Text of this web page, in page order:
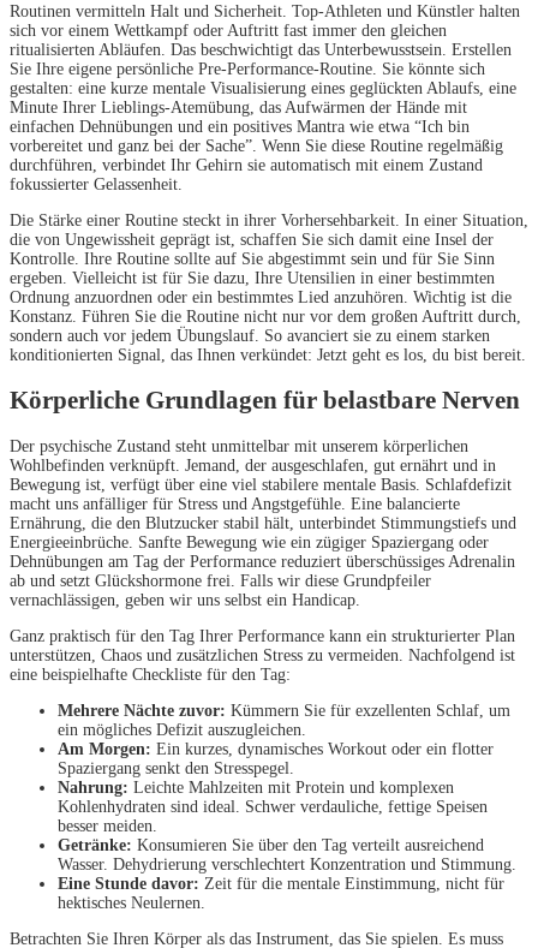
Routinen vermitteln Halt und Sicherheit. Top-Athleten und Künstler halten
sich vor einem Wettkampf oder Auftritt fast immer den gleichen
ritualisierten Abläufen. Das beschwichtigt das Unterbewusstsein. Erstellen
Sie Ihre eigene persönliche Pre-Performance-Routine. Sie könnte sich
gestalten: eine kurze mentale Visualisierung eines geglückten Ablaufs, eine
Minute Ihrer Lieblings-Atemübung, das Aufwärmen der Hände mit
einfachen Dehnübungen und ein positives Mantra wie etwa “Ich bin
vorbereitet und ganz bei der Sache”. Wenn Sie diese Routine regelmäßig
durchführen, verbindet Ihr Gehirn sie automatisch mit einem Zustand
fokussierter Gelassenheit.
Die Stärke einer Routine steckt in ihrer Vorhersehbarkeit. In einer Situation,
die von Ungewissheit geprägt ist, schaffen Sie sich damit eine Insel der
Kontrolle. Ihre Routine sollte auf Sie abgestimmt sein und für Sie Sinn
ergeben. Vielleicht ist für Sie dazu, Ihre Utensilien in einer bestimmten
Ordnung anzuordnen oder ein bestimmtes Lied anzuhören. Wichtig ist die
Konstanz. Führen Sie die Routine nicht nur vor dem großen Auftritt durch,
sondern auch vor jedem Übungslauf. So avanciert sie zu einem starken
konditionierten Signal, das Ihnen verkündet: Jetzt geht es los, du bist bereit.
Körperliche Grundlagen für belastbare Nerven
Der psychische Zustand steht unmittelbar mit unserem körperlichen
Wohlbefinden verknüpft. Jemand, der ausgeschlafen, gut ernährt und in
Bewegung ist, verfügt über eine viel stabilere mentale Basis. Schlafdefizit
macht uns anfälliger für Stress und Angstgefühle. Eine balancierte
Ernährung, die den Blutzucker stabil hält, unterbindet Stimmungstiefs und
Energieeinbrüche. Sanfte Bewegung wie ein zügiger Spaziergang oder
Dehnübungen am Tag der Performance reduziert überschüssiges Adrenalin
ab und setzt Glückshormone frei. Falls wir diese Grundpfeiler
vernachlässigen, geben wir uns selbst ein Handicap.
Ganz praktisch für den Tag Ihrer Performance kann ein strukturierter Plan
unterstützen, Chaos und zusätzlichen Stress zu vermeiden. Nachfolgend ist
eine beispielhafte Checkliste für den Tag:
Mehrere Nächte zuvor: Kümmern Sie für exzellenten Schlaf, um
ein mögliches Defizit auszugleichen.
Am Morgen: Ein kurzes, dynamisches Workout oder ein flotter
Spaziergang senkt den Stresspegel.
Nahrung: Leichte Mahlzeiten mit Protein und komplexen
Kohlenhydraten sind ideal. Schwer verdauliche, fettige Speisen
besser meiden.
Getränke: Konsumieren Sie über den Tag verteilt ausreichend
Wasser. Dehydrierung verschlechtert Konzentration und Stimmung.
Eine Stunde davor: Zeit für die mentale Einstimmung, nicht für
hektisches Neulernen.
Betrachten Sie Ihren Körper als das Instrument, das Sie spielen. Es muss